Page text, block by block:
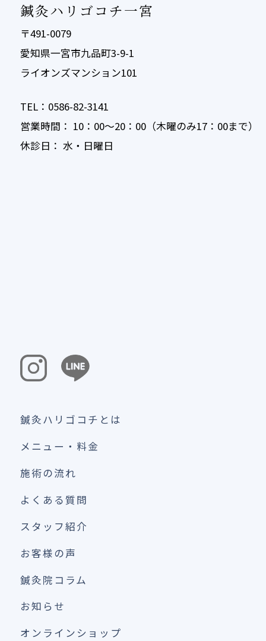
鍼灸ハリゴコチ一宮
〒491-0079
愛知県一宮市九品町3-9-1
ライオンズマンション101
TEL：0586-82-3141
営業時間： 10：00〜20：00（木曜のみ17：00まで）
休診日： 水・日曜日
鍼灸ハリゴコチとは
メニュー・料金
施術の流れ
よくある質問
スタッフ紹介
お客様の声
鍼灸院コラム
お知らせ
オンラインショップ